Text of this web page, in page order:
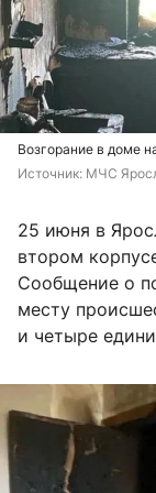
Возгорание в доме
Источник: МЧС
25 июня в
втором
Сообщение о
месту
и четыре